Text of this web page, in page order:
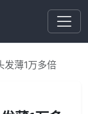
发薄1万多倍